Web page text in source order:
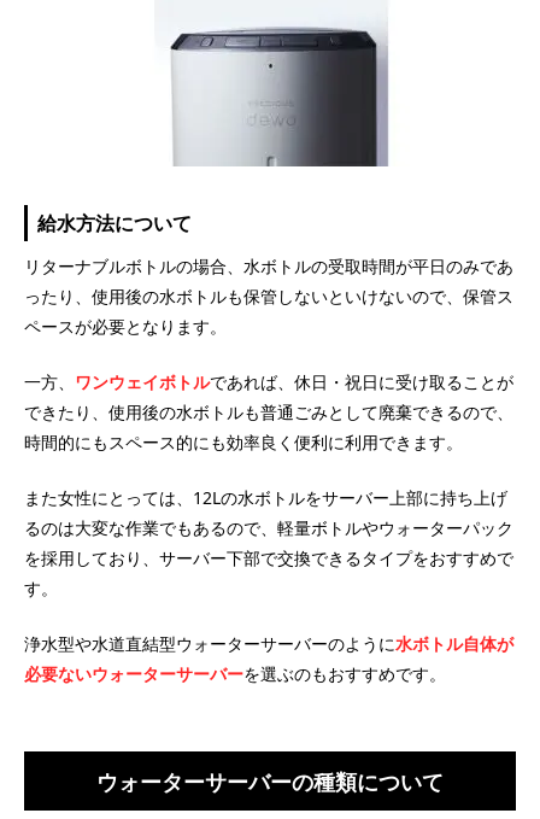
給水方法について
リターナブルボトルの場合、水ボトルの受取時間が平日のみであ
ったり、使用後の水ボトルも保管しないといけないので、保管ス
ペースが必要となります。
一方、 ワンウェイボトルであれば、休日・祝日に受け取ることが
できたり、使用後の水ボトルも普通ごみとして廃棄できるので、
時間的にもスペース的にも効率良く便利に利用できます。
また女性にとっては、12Lの水ボトルをサーバー上部に持ち上げ
るのは大変な作業でもあるので、軽量ボトルやウォーターパック
を採用しており、サーバー下部で交換できるタイプをおすすめで
す。
浄水型や水道直結型ウォーターサーバーのように水ボトル自体が
必要ないウォーターサーバーを選ぶのもおすすめです。
ウォーターサーバーの種類について